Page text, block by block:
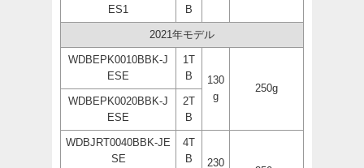
ES1
B
2021年モデル
WDBEPK0010BBK-J
ESE
1T
B
130
g
250g
WDBEPK0020BBK-J
ESE
2T
B
WDBJRT0040BBK-JE
SE
4T
B
230